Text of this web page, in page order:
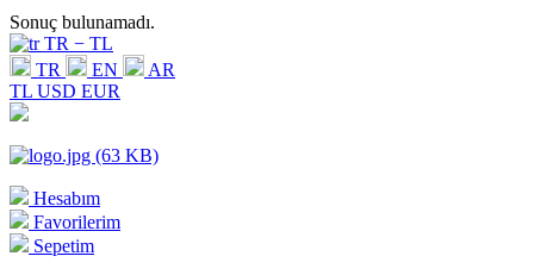
Sonuç bulunamadı.
TR − TL
TR
EN
AR
TL USD EUR
Hesabım
Favorilerim
Sepetim